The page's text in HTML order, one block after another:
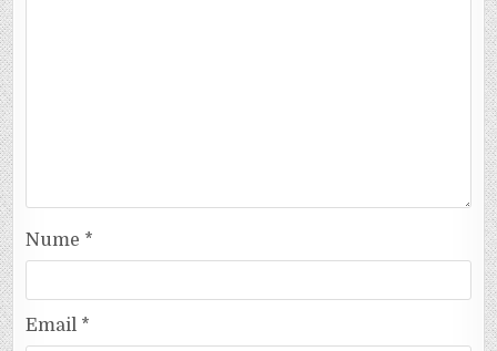
Nume *
Email *